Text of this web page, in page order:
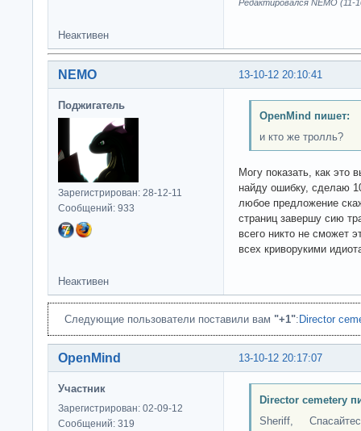
Редактировался NEMO (11-
Неактивен
13-10-12 20:10:41
NEMO
Поджигатель
Зарегистрирован: 28-12-11
Сообщений: 933
OpenMind пишет:
и кто же тролль?
Могу показать, как это
найду ошибку, сделаю
любое предложение
страниц завершу сию
всего никто не сможет
всех криворукими
Неактивен
Следующие пользователи поставили вам "+1": Director
13-10-12 20:17:07
OpenMind
Участник
Зарегистрирован: 02-09-12
Сообщений: 319
Director cemetery
Sheriff,